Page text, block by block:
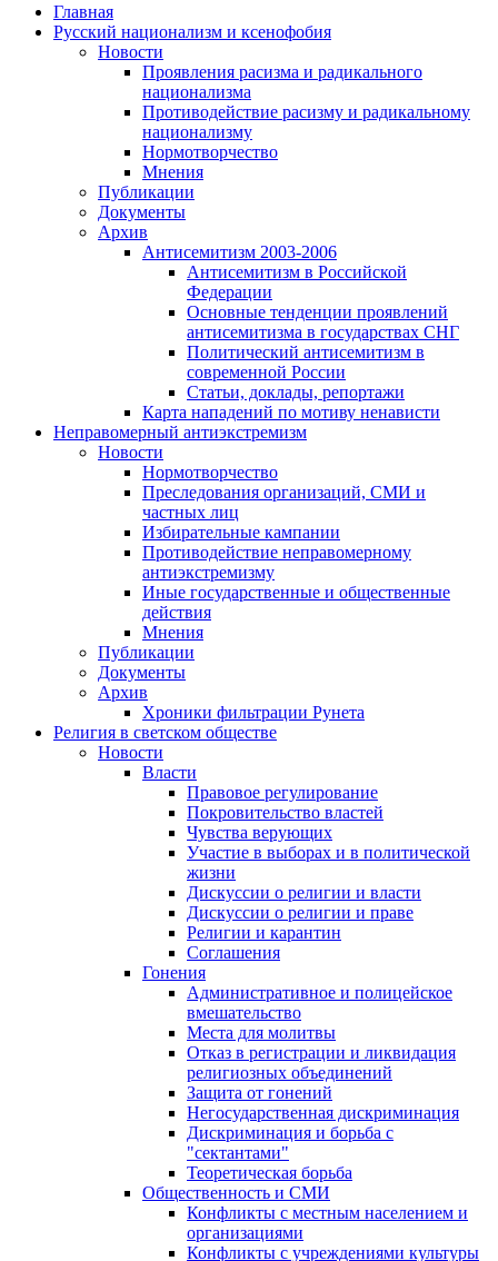
Главная
Русский национализм и ксенофобия
Новости
Проявления расизма и радикального
национализма
Противодействие расизму и радикальному
национализму
Нормотворчество
Мнения
Публикации
Документы
Архив
Антисемитизм 2003-2006
Антисемитизм в Российской
Федерации
Основные тенденции проявлений
антисемитизма в государствах СНГ
Политический антисемитизм в
современной России
Статьи, доклады, репортажи
Карта нападений по мотиву ненависти
Неправомерный антиэкстремизм
Новости
Нормотворчество
Преследования организаций, СМИ и
частных лиц
Избирательные кампании
Противодействие неправомерному
антиэкстремизму
Иные государственные и общественные
действия
Мнения
Публикации
Документы
Архив
Хроники фильтрации Рунета
Религия в светском обществе
Новости
Власти
Правовое регулирование
Покровительство властей
Чувства верующих
Участие в выборах и в политической
жизни
Дискуссии о религии и власти
Дискуссии о религии и праве
Религии и карантин
Соглашения
Гонения
Административное и полицейское
вмешательство
Места для молитвы
Отказ в регистрации и ликвидация
религиозных объединений
Защита от гонений
Негосударственная дискриминация
Дискриминация и борьба с
"сектантами"
Теоретическая борьба
Общественность и СМИ
Конфликты с местным населением и
организациями
Конфликты с учреждениями культуры